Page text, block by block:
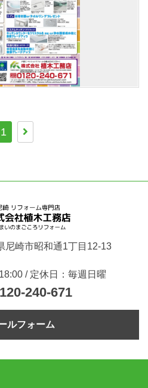
1
崎市昭和通1丁目12-13
/ 定休日：毎週日曜
240-671
ルフォーム